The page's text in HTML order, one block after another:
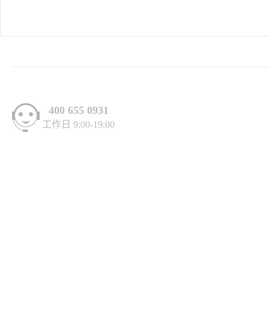
400 655 0931
工作日 9:00-19:00